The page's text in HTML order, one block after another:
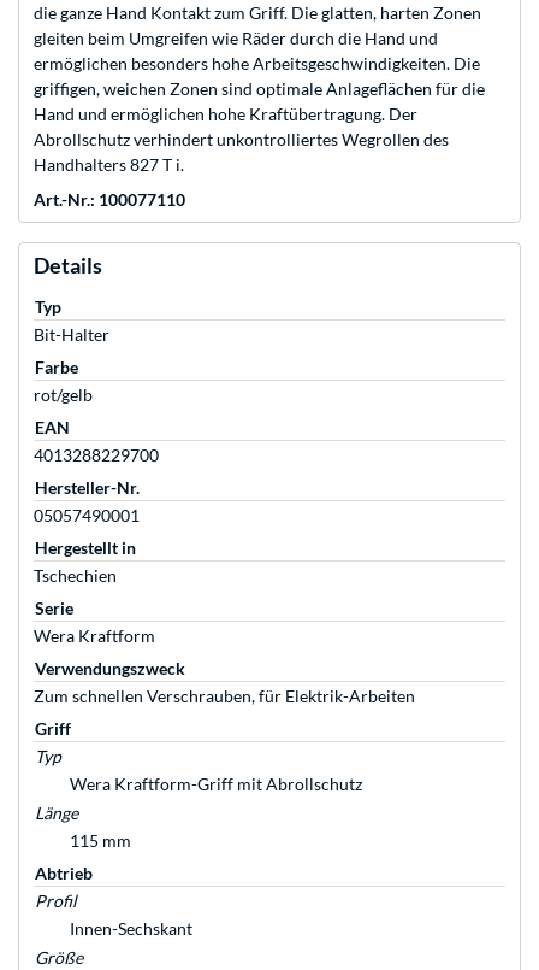
die ganze Hand Kontakt zum Griff. Die glatten, harten Zonen
gleiten beim Umgreifen wie Räder durch die Hand und
ermöglichen besonders hohe Arbeitsgeschwindigkeiten. Die
griffigen, weichen Zonen sind optimale Anlageflächen für die
Hand und ermöglichen hohe Kraftübertragung. Der
Abrollschutz verhindert unkontrolliertes Wegrollen des
Handhalters 827 T i.
Art.-Nr.: 100077110
Details
Typ
Bit-Halter
Farbe
rot/gelb
EAN
4013288229700
Hersteller-Nr.
05057490001
Hergestellt in
Tschechien
Serie
Wera Kraftform
Verwendungszweck
Zum schnellen Verschrauben, für Elektrik-Arbeiten
Griff
Typ
Wera Kraftform-Griff mit Abrollschutz
Länge
115 mm
Abtrieb
Profil
Innen-Sechskant
Größe